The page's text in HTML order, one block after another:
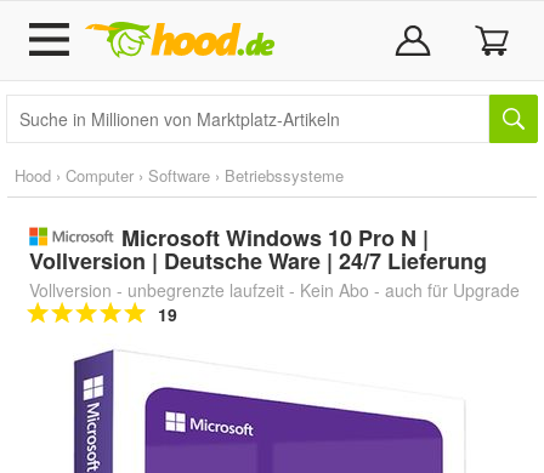
Hood › Computer › Software › Betriebssysteme
Microsoft Windows 10 Pro N |
Vollversion | Deutsche Ware | 24/7 Lieferung
Vollversion - unbegrenzte laufzeit - Kein Abo - auch für Upgrade
19